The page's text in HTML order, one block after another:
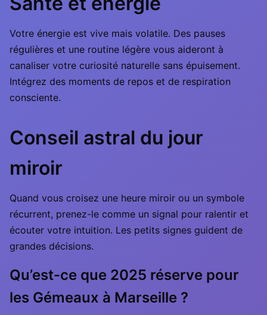
Votre énergie est vive mais volatile. Des pauses
régulières et une routine légère vous aideront à
canaliser votre curiosité naturelle sans épuisement.
Intégrez des moments de repos et de respiration
consciente.
Conseil astral du jour
miroir
Quand vous croisez une heure miroir ou un symbole
récurrent, prenez-le comme un signal pour ralentir et
écouter votre intuition. Les petits signes guident de
grandes décisions.
Qu’est-ce que 2025 réserve pour
les Gémeaux à Marseille ?